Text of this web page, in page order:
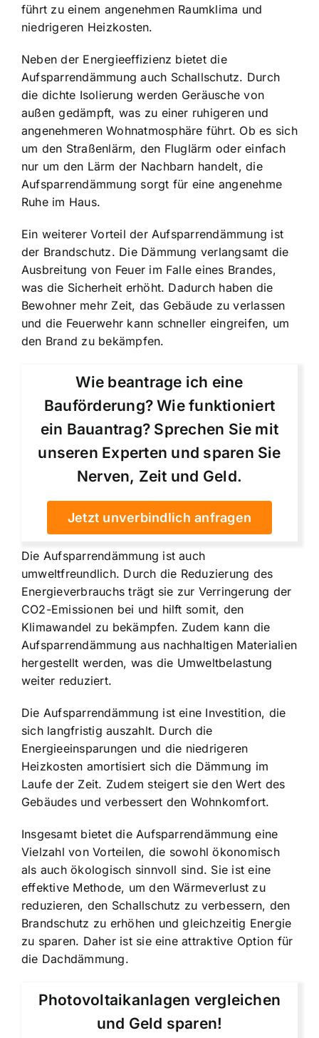
führt zu einem angenehmen Raumklima und
niedrigeren Heizkosten.
Neben der Energieeffizienz bietet die
Aufsparrendämmung auch Schallschutz. Durch
die dichte Isolierung werden Geräusche von
außen gedämpft, was zu einer ruhigeren und
angenehmeren Wohnatmosphäre führt. Ob es sich
um den Straßenlärm, den Fluglärm oder einfach
nur um den Lärm der Nachbarn handelt, die
Aufsparrendämmung sorgt für eine angenehme
Ruhe im Haus.
Ein weiterer Vorteil der Aufsparrendämmung ist
der Brandschutz. Die Dämmung verlangsamt die
Ausbreitung von Feuer im Falle eines Brandes,
was die Sicherheit erhöht. Dadurch haben die
Bewohner mehr Zeit, das Gebäude zu verlassen
und die Feuerwehr kann schneller eingreifen, um
den Brand zu bekämpfen.
Wie beantrage ich eine
Bauförderung? Wie funktioniert
ein Bauantrag? Sprechen Sie mit
unseren Experten und sparen Sie
Nerven, Zeit und Geld.
Jetzt unverbindlich anfragen
Die Aufsparrendämmung ist auch
umweltfreundlich. Durch die Reduzierung des
Energieverbrauchs trägt sie zur Verringerung der
CO2-Emissionen bei und hilft somit, den
Klimawandel zu bekämpfen. Zudem kann die
Aufsparrendämmung aus nachhaltigen Materialien
hergestellt werden, was die Umweltbelastung
weiter reduziert.
Die Aufsparrendämmung ist eine Investition, die
sich langfristig auszahlt. Durch die
Energieeinsparungen und die niedrigeren
Heizkosten amortisiert sich die Dämmung im
Laufe der Zeit. Zudem steigert sie den Wert des
Gebäudes und verbessert den Wohnkomfort.
Insgesamt bietet die Aufsparrendämmung eine
Vielzahl von Vorteilen, die sowohl ökonomisch
als auch ökologisch sinnvoll sind. Sie ist eine
effektive Methode, um den Wärmeverlust zu
reduzieren, den Schallschutz zu verbessern, den
Brandschutz zu erhöhen und gleichzeitig Energie
zu sparen. Daher ist sie eine attraktive Option für
die Dachdämmung.
Photovoltaikanlagen vergleichen
und Geld sparen!